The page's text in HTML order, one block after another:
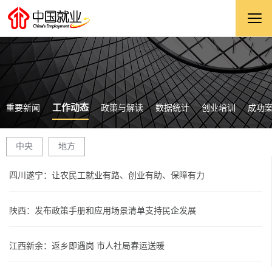
重要新闻 工作动态 政策与解读 数据统计 创业培训 成功
中央 地方
四川遂宁：让农民工就业有路、创业有助、保障有力
陕西：发布政策手册和应用场景清单支持民企发展
江西新余：返乡即遇岗 市人社局春运送暖